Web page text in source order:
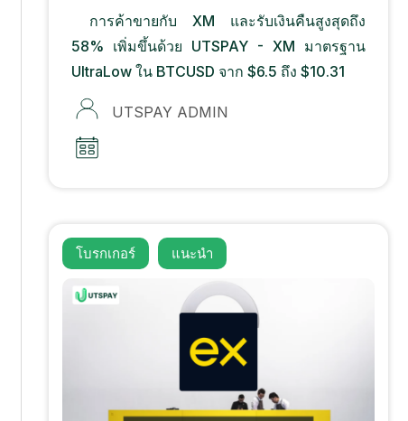
การค้าขายกับ XM และรับเงินคืนสูงสุดถึง
58% เพิ่มขึ้นด้วย UTSPAY - XM มาตรฐาน
UltraLow ใน BTCUSD จาก $6.5 ถึง $10.31
UTSPAY ADMIN
โบรกเกอร์ แนะนํา